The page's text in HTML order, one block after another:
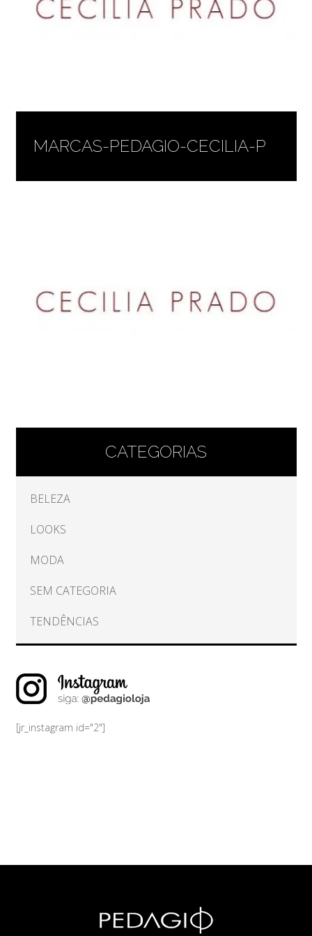
MARCAS-PEDAGIO-CECILIA-P
CATEGORIAS
BELEZA
LOOKS
MODA
SEM CATEGORIA
TENDÊNCIAS
[jr_instagram id="2"]